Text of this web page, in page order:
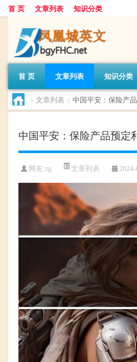
首 页 文章列表 知识分类
首 页 文章列表 知识分类
> 文章列表 > 中国平安：保险产
中国平安：保险产品预定
网友:zg 文章列表